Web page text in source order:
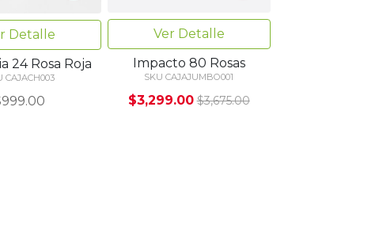
Detalle
24 Rosa Roja
CAJACH003
Ver Detalle
Impacto 80 Rosas
SKU CAJAJUMBO001
$3,299.00 $3,675.00